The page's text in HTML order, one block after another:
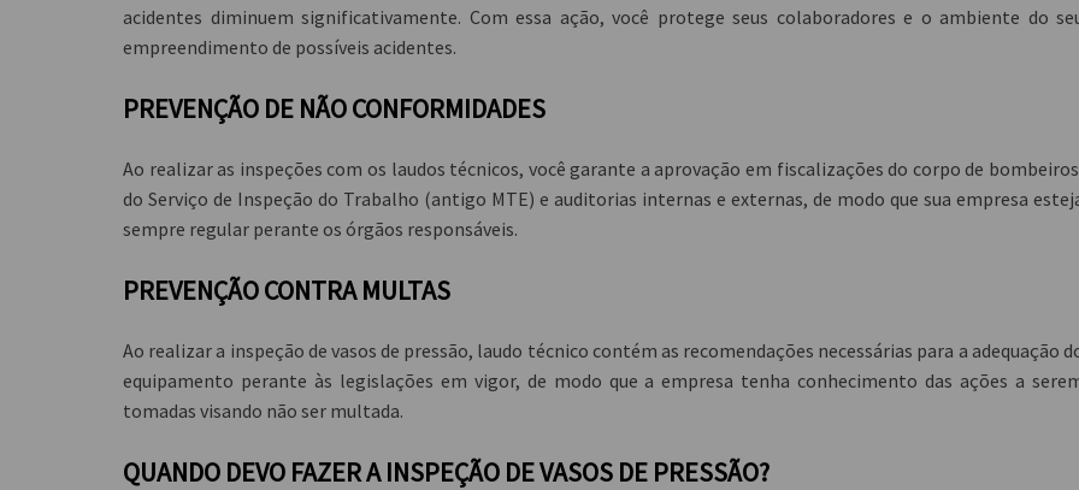
acidentes diminuem significativamente. Com essa ação, você protege seus colaboradores e o ambiente do
empreendimento de possíveis acidentes.
PREVENÇÃO DE NÃO CONFORMIDADES
Ao realizar as inspeções com os laudos técnicos, você garante a aprovação em fiscalizações do corpo de
do Serviço de Inspeção do Trabalho (antigo MTE) e auditorias internas e externas, de modo que sua empresa
sempre regular perante os órgãos responsáveis.
PREVENÇÃO CONTRA MULTAS
Ao realizar a inspeção de vasos de pressão, laudo técnico contém as recomendações necessárias para a adequação
equipamento perante às legislações em vigor, de modo que a empresa tenha conhecimento das ações a
tomadas visando não ser multada.
QUANDO DEVO FAZER A INSPEÇÃO DE VASOS DE PRESSÃO?